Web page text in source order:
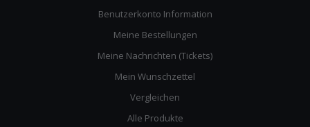
Benutzerkonto Information
Meine Bestellungen
Meine Nachrichten (Tickets)
Mein Wunschzettel
Vergleichen
Alle Produkte